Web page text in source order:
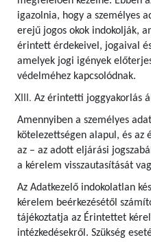
igazolnia, hogy a személyes
erejű jogos okok indokolják,
érintett érdekeivel, jogaival
amelyek jogi igények
védelméhez kapcsolódnak.
Az érintetti joggyakorlás
Amennyiben a személyes
kötelezettségen alapul, és
az – az adott eljárási
a kérelem visszautasítását
Az Adatkezelő indokolatlan
kérelem beérkezésétől
tájékoztatja az Érintettet
intézkedésekről. Szükség